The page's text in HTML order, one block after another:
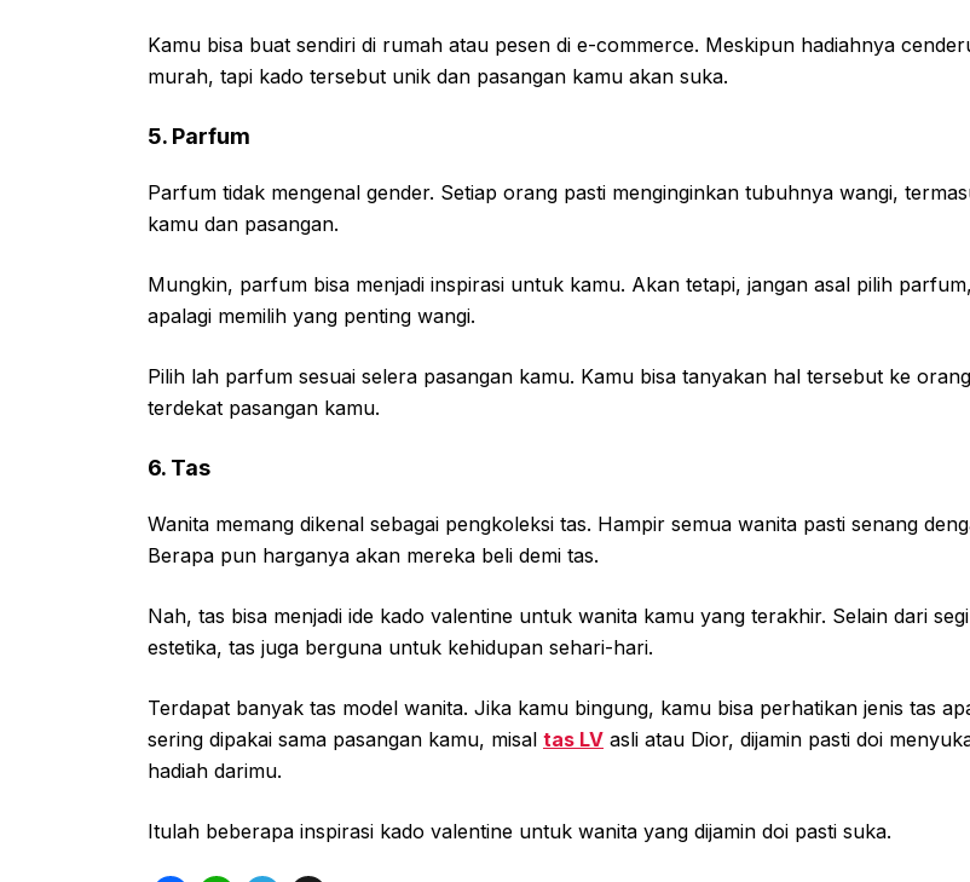
Kamu bisa buat sendiri di rumah atau pesen di e-commerce. Meskipun hadiahnya
murah, tapi kado tersebut unik dan pasangan kamu akan suka.
5. Parfum
Parfum tidak mengenal gender. Setiap orang pasti menginginkan tubuhnya wangi,
kamu dan pasangan.
Mungkin, parfum bisa menjadi inspirasi untuk kamu. Akan tetapi, jangan asal pilih parfum,
apalagi memilih yang penting wangi.
Pilih lah parfum sesuai selera pasangan kamu. Kamu bisa tanyakan hal tersebut ke orang
terdekat pasangan kamu.
6. Tas
Wanita memang dikenal sebagai pengkoleksi tas. Hampir semua wanita pasti senang
Berapa pun harganya akan mereka beli demi tas.
Nah, tas bisa menjadi ide kado valentine untuk wanita kamu yang terakhir. Selain dari segi
estetika, tas juga berguna untuk kehidupan sehari-hari.
Terdapat banyak tas model wanita. Jika kamu bingung, kamu bisa perhatikan jenis tas
sering dipakai sama pasangan kamu, misal tas LV asli atau Dior, dijamin pasti doi
hadiah darimu.
Itulah beberapa inspirasi kado valentine untuk wanita yang dijamin doi pasti suka.